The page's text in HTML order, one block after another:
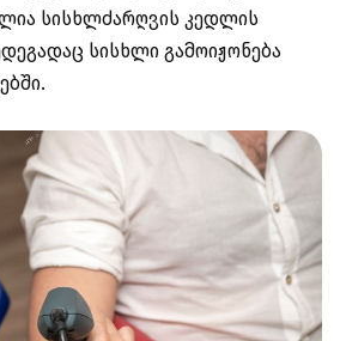
სისხლძარღვის კედლის
სისხლი გამოიჟონება